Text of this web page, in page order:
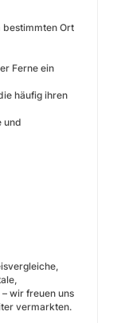
bestimmten Ort
Ferne ein
häufig ihren
und
wir freuen uns
vermarkten.